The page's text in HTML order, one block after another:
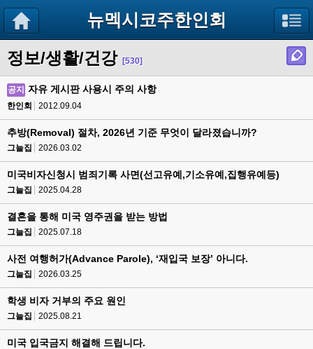
뉴멕시코주한인회
정보/생활/건강 [530]
공지 자유 게시판 사용시 주의 사항
한인회 2012.09.04
추방(Removal) 절차, 2026년 기준 무엇이 달라졌습니까?
그늘집 2026.03.02
미국비자신청시 범죄기록 사면(선고유예,기소유예,집행유예등)
그늘집 2025.04.28
결혼을 통해 미국 영주권을 받는 방법
그늘집 2025.07.18
사전 여행허가(Advance Parole), ‘재입국 보장’ 아니다.
그늘집 2026.03.25
학생 비자 거부의 주요 원인
그늘집 2025.08.21
미국 입국금지 해결해 드립니다.